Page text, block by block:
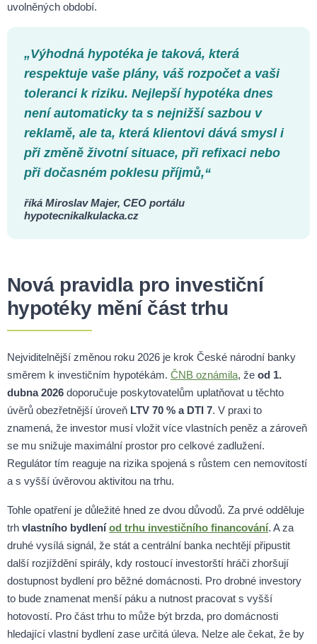
uvolněných období.
„Výhodná hypotéka je taková, která
respektuje vaše plány, váš rozpočet a vaši
toleranci k riziku. Nejlepší hypotéka dnes
není automaticky ta s nejnižší sazbou v
reklamě, ale ta, která klientovi dává smysl i
při změně životní situace, při refixaci nebo
při dočasném poklesu příjmů,“
říká Miroslav Majer, CEO portálu
hypotecnikalkulacka.cz
Nová pravidla pro investiční
hypotéky mění část trhu
Nejviditelnější změnou roku 2026 je krok České národní banky
směrem k investičním hypotékám. ČNB oznámila, že od 1.
dubna 2026 doporučuje poskytovatelům uplatňovat u těchto
úvěrů obezřetnější úroveň LTV 70 % a DTI 7. V praxi to
znamená, že investor musí vložit více vlastních peněz a zároveň
se mu snižuje maximální prostor pro celkové zadlužení.
Regulátor tím reaguje na rizika spojená s růstem cen nemovitostí
a s vyšší úvěrovou aktivitou na trhu.
Tohle opatření je důležité hned ze dvou důvodů. Za prvé odděluje
trh vlastního bydlení od trhu investičního financování. A za
druhé vysílá signál, že stát a centrální banka nechtějí připustit
další rozjíždění spirály, kdy rostoucí investorští hráči zhoršují
dostupnost bydlení pro běžné domácnosti. Pro drobné investory
to bude znamenat menší páku a nutnost pracovat s vyšší
hotovostí. Pro část trhu to může být brzda, pro domácnosti
hledající vlastní bydlení zase určitá úleva. Nelze ale čekat, že by